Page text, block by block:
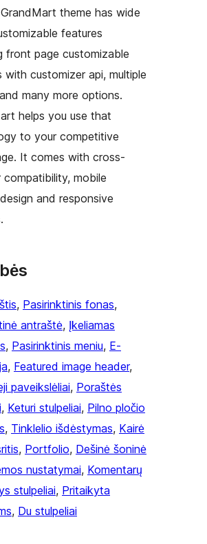
theme has wide
features
front page customizable
with customizer api, multiple
many more options.
helps you use that
to your competitive
It comes with cross-
compatibility, mobile
and responsive
, Pasirinktinis fonas
antraštė, Įkeliamas
, Pasirinktinis meniu, E-
, Featured image header
paveikslėliai, Poraštės
, Keturi stulpeliai, Pilno pločio
, Tinklelio išdėstymas, Kairė
, Portfolio, Dešinė šoninė
nustatymai, Komentarų
stulpeliai, Pritaikyta
, Du stulpeliai